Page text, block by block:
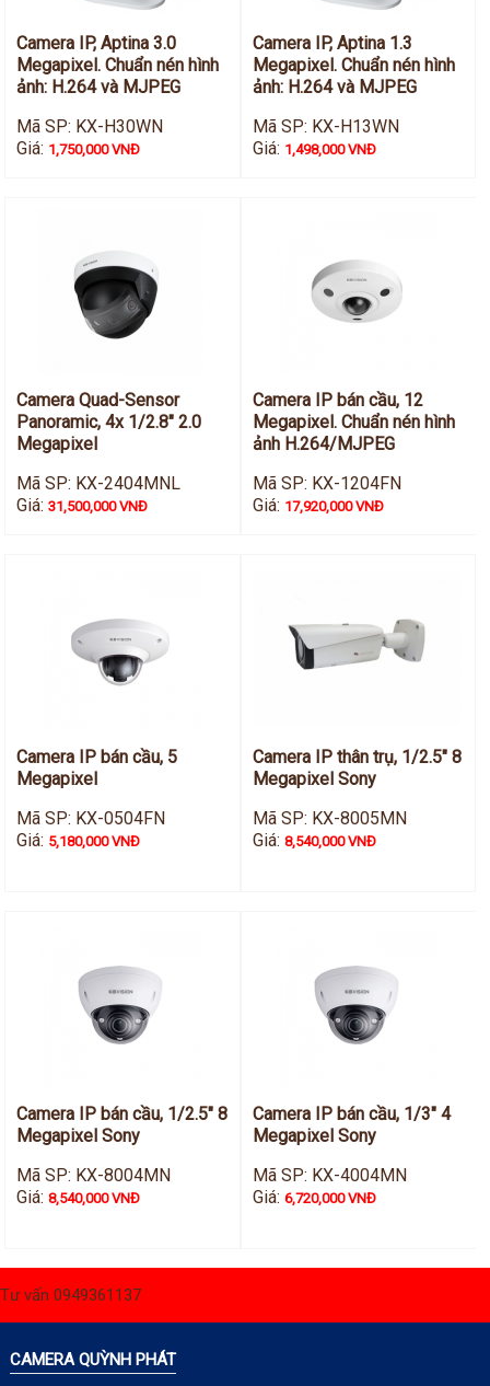
Camera IP, Aptina 3.0
Megapixel. Chuẩn nén hình
ảnh: H.264 và MJPEG
Mã SP: KX-H30WN
Giá: 1,750,000 VNĐ
Camera IP, Aptina 1.3
Megapixel. Chuẩn nén hình
ảnh: H.264 và MJPEG
Mã SP: KX-H13WN
Giá: 1,498,000 VNĐ
Camera Quad-Sensor
Panoramic, 4x 1/2.8" 2.0
Megapixel
Mã SP: KX-2404MNL
Giá:31,500,000 VNĐ
Camera IP bán cầu, 12
Megapixel. Chuẩn nén hình
ảnh H.264/MJPEG
Mã SP: KX-1204FN
Giá: 17,920,000 VNĐ
Camera IP bán cầu, 5
Megapixel
Mã SP: KX-0504FN
Giá: 5,180,000 VNĐ
Camera IP thân trụ, 1/2.5" 8
Megapixel Sony
Mã SP: KX-8005MN
Giá: 8,540,000 VNĐ
Camera IP bán cầu, 1/2.5" 8
Megapixel Sony
Mã SP: KX-8004MN
Giá:8,540,000 VNĐ
Camera IP bán cầu, 1/3" 4
Megapixel Sony
Mã SP: KX-4004MN
Giá: 6,720,000 VNĐ
Tư vấn 0949361137
CAMERA QUỲNH PHÁT